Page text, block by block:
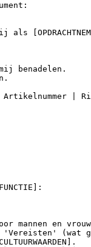
benadelen.
|
mannen en
(wat